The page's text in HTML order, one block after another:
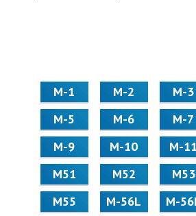
М-1 М-2 М-3
М-5
М-6 М-7
М-9
М-10 М-11
М51
М52 М53
М55
M-56L M-